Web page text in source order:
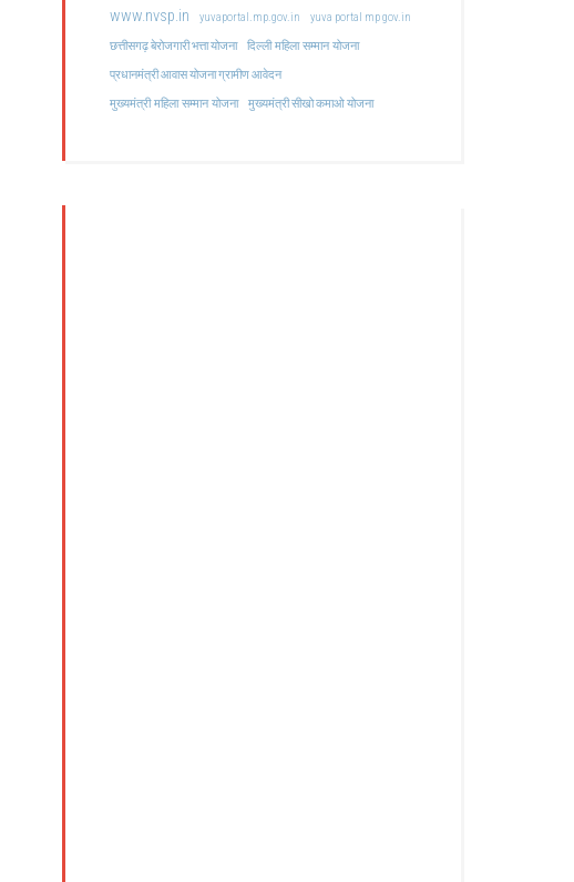
www.nvsp.in yuvaportal.mp.gov.in
yuva portal mp gov.in
छत्तीसगढ़ बेरोजगारी भत्ता योजना
दिल्ली महिला सम्मान योजना
प्रधानमंत्री आवास योजना ग्रामीण आवेदन
मुख्यमंत्री महिला सम्मान योजना मुख्यमंत्री सीखो कमाओ योजना